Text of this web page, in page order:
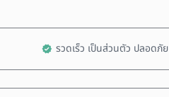
รวดเร็ว เป็นส่วนตัว ปลอดภัย